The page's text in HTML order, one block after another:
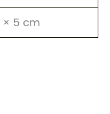
× 5 cm